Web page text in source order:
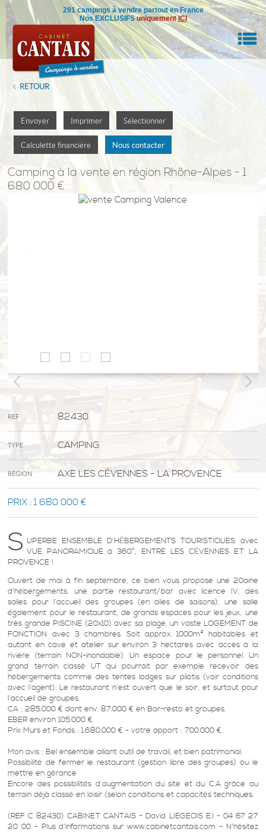
291 campings à vendre partout en France
Nos EXCLUSIFSuniquementICI
BIEN
RETOUR
Envoyer Imprimer Sélectionner
Calculette financière Nous contacter
Camping à la vente en région Rhône-Alpes - 1
680 000 €
REF 82430
TYPE CAMPING
RÉGION AXE LES CÉVENNES - LA PROVENCE
PRIX : 1 680 000 €
S UPERBE ENSEMBLE D'HÉBERGEMENTS TOURISTIQUES avec
VUE PANORAMIQUE à 360°, ENTRE LES CÉVENNES ET LA
PROVENCE !
Ouvert de mai à fin septembre, ce bien vous propose une 20aine
d'hébergements, une partie restaurant/bar avec licence IV, des
salles pour l’accueil des groupes (en ailes de saisons), une salle
également pour le restaurant, de grands espaces pour les jeux, une
très grande PISCINE (20x10) avec sa plage, un vaste LOGEMENT de
FONCTION avec 3 chambres. Soit approx. 1000m² habitables et
autant en cave et atelier sur environ 3 hectares avec accès à la
rivière (terrain NON-inondable). Un espace pour le personnel. Un
grand terrain classé UT qui pourrait par exemple recevoir des
hébergements comme des tentes lodges sur pilotis (voir conditions
avec l’agent). Le restaurant n’est ouvert que le soir, et surtout pour
l’accueil de groupes.
CA : 285.000 € dont env. 87.000 € en Bar-resto et groupes.
EBER environ 105.000 €.
Prix Murs et Fonds : 1.680.000 € - votre apport : 700.000 €.
Mon avis : Bel ensemble alliant outil de travail, et bien patrimonial.
Possibilité de fermer le restaurant (gestion libre des groupes) ou le
mettre en gérance
Encore des possibilités d’augmentation du site et du C.A grâce au
terrain déjà classé en loisir (selon conditions et capacités techniques.
(REF C 82430) CABINET CANTAIS - David LIEGEOIS E.I - 04 67 27
20 00 - Plus d'informations sur www.cabinetcantais.com - N'hésitez